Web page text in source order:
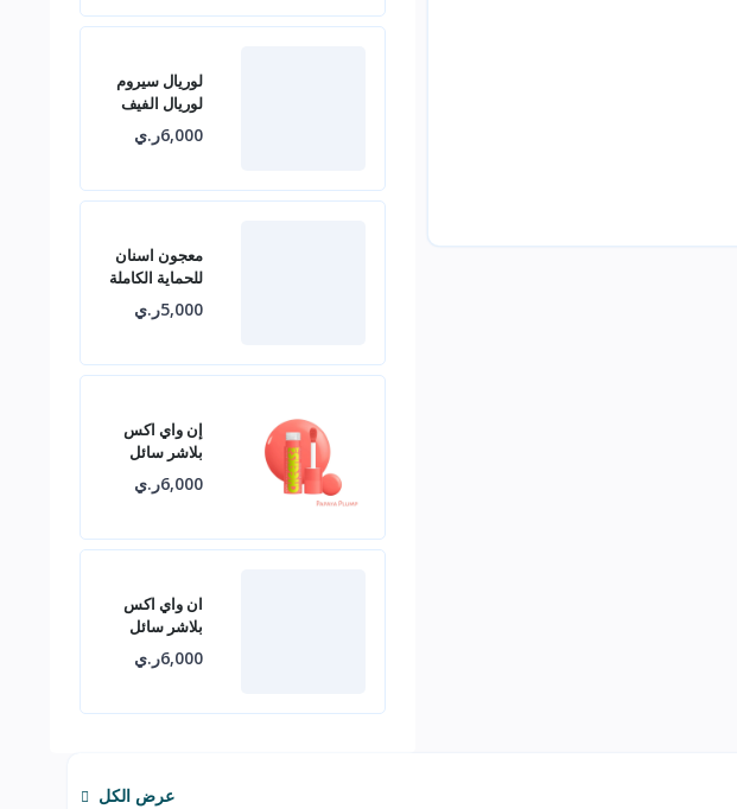
لوريال سيروم
لوريال الفيف
أمينكسيل ضد
تساقط الشعر
6,000ر.ي
معجون اسنان
للحماية الكاملة
ضد التجاويف
5,000ر.ي
إن واي اكس
بلاشر سائل
6,000ر.ي
ان واي اكس
بلاشر سائل
6,000ر.ي
عرض الكل